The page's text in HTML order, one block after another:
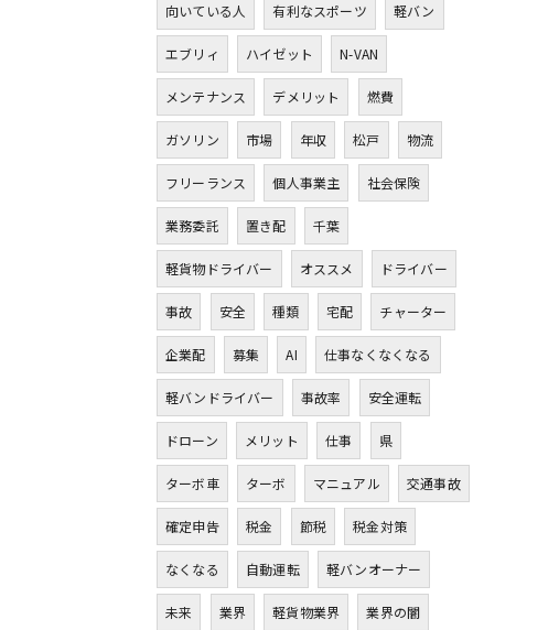
向いている人 有利なスポーツ 軽バン
エブリィ ハイゼット N-VAN
メンテナンス デメリット 燃費
ガソリン 市場 年収 松戸 物流
フリーランス 個人事業主 社会保険
業務委託 置き配 千葉
軽貨物ドライバー オススメ ドライバー
事故 安全 種類 宅配 チャーター
企業配 募集 AI 仕事なくなくなる
軽バンドライバー 事故率 安全運転
ドローン メリット 仕事 県
ターボ車 ターボ マニュアル 交通事故
確定申告 税金 節税 税金対策
なくなる 自動運転 軽バンオーナー
未来 業界 軽貨物業界 業界の闇